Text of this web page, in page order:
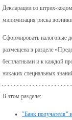
Декларации со штрих-
минимизация риска
Сформировать налоговые
размещена в разделе
бесплатными и к каждой
никаких специальных
В этом разделе:
"Банк получателя"